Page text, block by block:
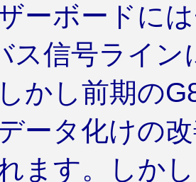
ーボードに
ス信号ライ
かし前期の
ータ化けの
ます。しか